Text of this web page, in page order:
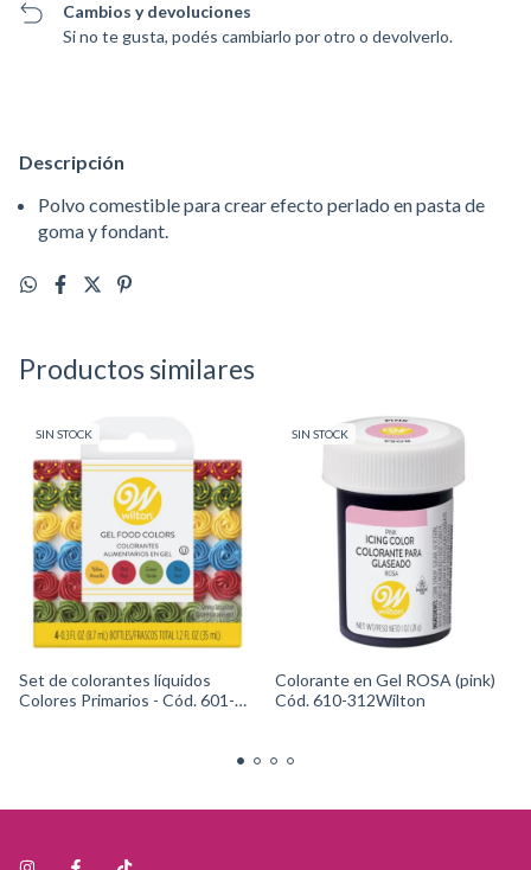
Cambios y devoluciones
Si no te gusta, podés cambiarlo por otro o devolverlo.
Descripción
Polvo comestible para crear efecto perlado en pasta de
goma y fondant.
Productos similares
SIN STOCK
Set de colorantes líquidos
Colores Primarios - Cód. 601-
SIN STOCK
Colorante en Gel ROSA (pink)
Cód. 610-312Wilton